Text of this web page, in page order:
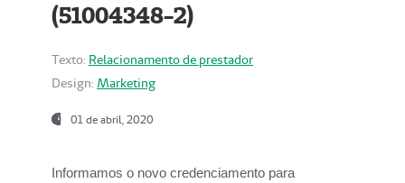
(51004348-2)
Texto: Relacionamento de prestador
Design: Marketing
01 de abril, 2020
Informamos o novo credenciamento para